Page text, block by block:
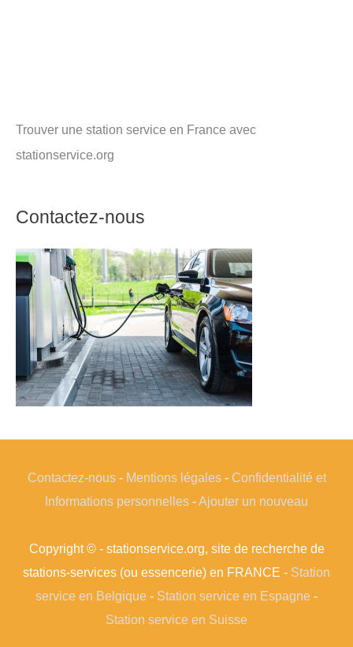
Trouver une station service en France avec
stationservice.org
Contactez-nous
Contactez-nous- Mentions légales- Confidentialité et
Informations personnelles -Ajouter un nouveau
Copyright © - stationservice.org, site de recherche de
stations-services (ou essencerie) en FRANCE - Station
service en Belgique - Station service en Espagne -
Station service en Suisse